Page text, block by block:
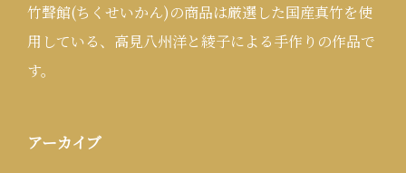
竹聲館(ちくせいかん)の商品は厳選した国産真竹を使
用している、高見八州洋と綾子による手作りの作品で
す。
アーカイブ